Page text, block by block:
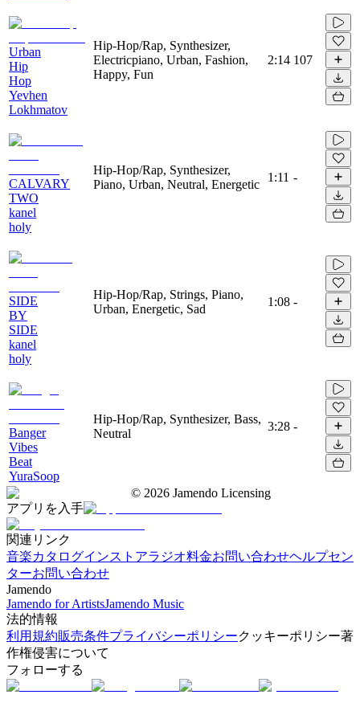
Urban
Hip
Hop
Yevhen
Lokhmatov
Hip-Hop/Rap, Synthesizer,
Electricpiano, Urban, Fashion,
Happy, Fun
2:14 107
CALVARY
TWO
kanel
holy
Hip-Hop/Rap, Synthesizer,
Piano, Urban, Neutral, Energetic
1:11 -
SIDE
BY
SIDE
kanel
holy
Hip-Hop/Rap, Strings, Piano,
Urban, Energetic, Sad
1:08 -
Banger
Vibes
Beat
YuraSoop
Hip-Hop/Rap, Synthesizer, Bass,
Neutral
3:28 -
© 2026 Jamendo Licensing
アプリを入手
関連リンク
音楽カタログインストアラジオ料金お問い合わせヘルプセン
ターお問い合わせ
Jamendo
Jamendo for ArtistsJamendo Music
法的情報
利用規約販売条件プライバシーポリシークッキーポリシー著
作権侵害について
フォローする